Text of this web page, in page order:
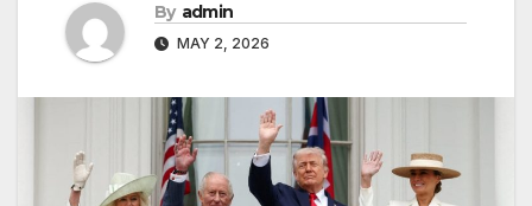
By admin
MAY 2, 2026